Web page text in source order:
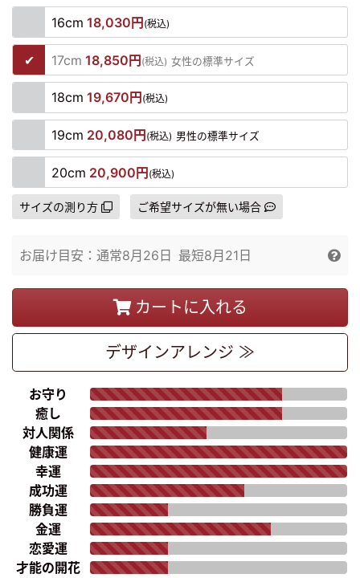
16cm 18,030円(税込)
17cm 18,850円(税込) 女性の標準サイズ
18cm 19,670円 (税込)
19cm 20,080円 (税込) 男性の標準サイズ
20cm 20,900円(税込)
サイズの測り方 ご希望サイズが無い場合
お届け目安： 通常8月26日 最短8月21日
カートに入れる
デザインアレンジ ≫
お守り
癒し
対人関係
健康運
幸運
成功運
勝負運
金運
恋愛運
才能の開花